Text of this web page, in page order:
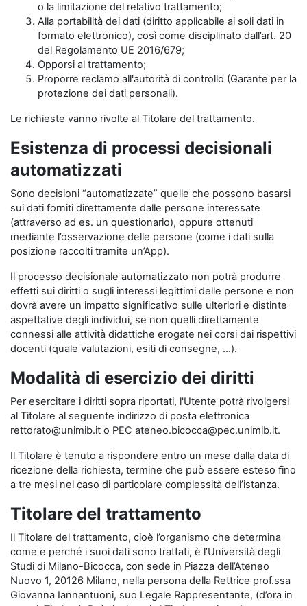
o la limitazione del relativo trattamento;
Alla portabilità dei dati (diritto applicabile ai soli dati in
formato elettronico), così come disciplinato dall’art. 20
del Regolamento UE 2016/679;
Opporsi al trattamento;
Proporre reclamo all'autorità di controllo (Garante per la
protezione dei dati personali).
Le richieste vanno rivolte al Titolare del trattamento.
Esistenza di processi decisionali
automatizzati
Sono decisioni “automatizzate” quelle che possono basarsi
sui dati forniti direttamente dalle persone interessate
(attraverso ad es. un questionario), oppure ottenuti
mediante l’osservazione delle persone (come i dati sulla
posizione raccolti tramite un’App).
Il processo decisionale automatizzato non potrà produrre
effetti sui diritti o sugli interessi legittimi delle persone e non
dovrà avere un impatto significativo sulle ulteriori e distinte
aspettative degli individui, se non quelli direttamente
connessi alle attività didattiche erogate nei corsi dai rispettivi
docenti (quale valutazioni, esiti di consegne, …).
Modalità di esercizio dei diritti
Per esercitare i diritti sopra riportati, l'Utente potrà rivolgersi
al Titolare al seguente indirizzo di posta elettronica
rettorato@unimib.it o PEC ateneo.bicocca@pec.unimib.it.
Il Titolare è tenuto a rispondere entro un mese dalla data di
ricezione della richiesta, termine che può essere esteso fino
a tre mesi nel caso di particolare complessità dell’istanza.
Titolare del trattamento
Il Titolare del trattamento, cioè l’organismo che determina
come e perché i suoi dati sono trattati, è l’Università degli
Studi di Milano-Bicocca, con sede in Piazza dell’Ateneo
Nuovo 1, 20126 Milano, nella persona della Rettrice prof.ssa
Giovanna Iannantuoni, suo Legale Rappresentante, (d’ora in